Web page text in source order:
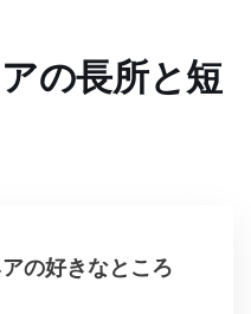
の長所と短
の好きなところ